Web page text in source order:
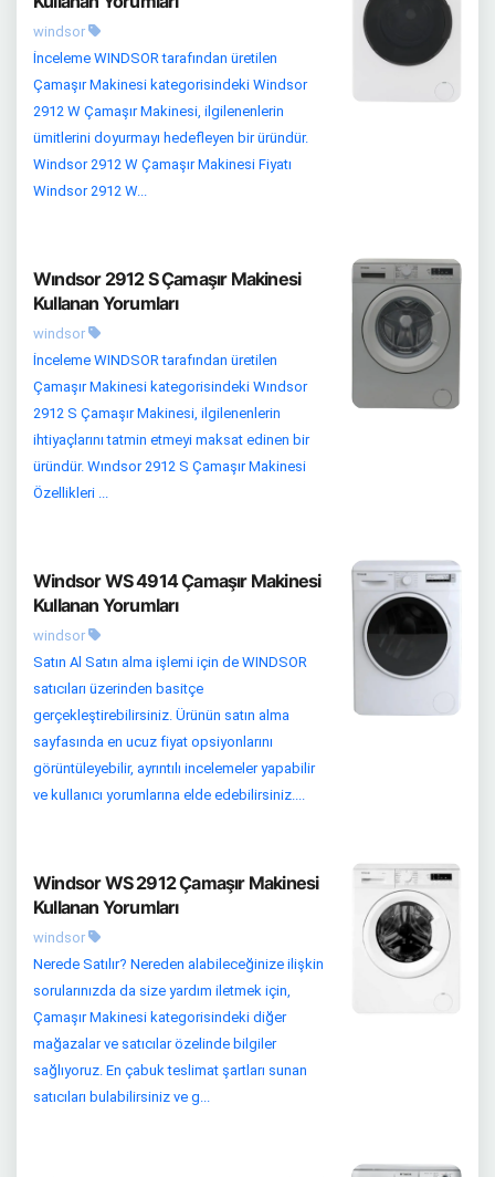
windsor
İnceleme WINDSOR tarafından üretilen
Çamaşır Makinesi kategorisindeki Windsor
2912 W Çamaşır Makinesi, ilgilenenlerin
ümitlerini doyurmayı hedefleyen bir üründür.
Windsor 2912 W Çamaşır Makinesi Fiyatı
Windsor 2912 W...
Wındsor 2912 S Çamaşır Makinesi
Kullanan Yorumları
windsor
İnceleme WINDSOR tarafından üretilen
Çamaşır Makinesi kategorisindeki Wındsor
2912 S Çamaşır Makinesi, ilgilenenlerin
ihtiyaçlarını tatmin etmeyi maksat edinen bir
üründür. Wındsor 2912 S Çamaşır Makinesi
Özellikleri ...
Windsor WS 4914 Çamaşır Makinesi
Kullanan Yorumları
windsor
Satın Al Satın alma işlemi için de WINDSOR
satıcıları üzerinden basitçe
gerçekleştirebilirsiniz. Ürünün satın alma
sayfasında en ucuz fiyat opsiyonlarını
görüntüleyebilir, ayrıntılı incelemeler yapabilir
ve kullanıcı yorumlarına elde edebilirsiniz....
Windsor WS 2912 Çamaşır Makinesi
Kullanan Yorumları
windsor
Nerede Satılır? Nereden alabileceğinize ilişkin
sorularınızda da size yardım iletmek için,
Çamaşır Makinesi kategorisindeki diğer
mağazalar ve satıcılar özelinde bilgiler
sağlıyoruz. En çabuk teslimat şartları sunan
satıcıları bulabilirsiniz ve g...